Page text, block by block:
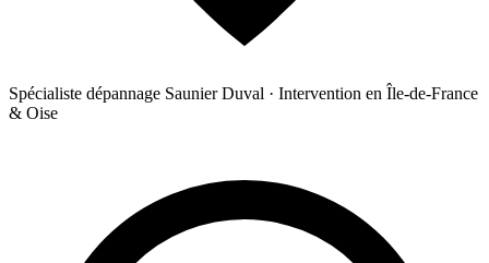
Spécialiste dépannage Saunier Duval · Intervention en Île-de-France
& Oise